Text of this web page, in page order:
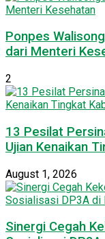
Ponpes
dari Menteri
2
13 Pesilat
Ujian Kenaikan
August 1, 2026
Sinergi Cegah